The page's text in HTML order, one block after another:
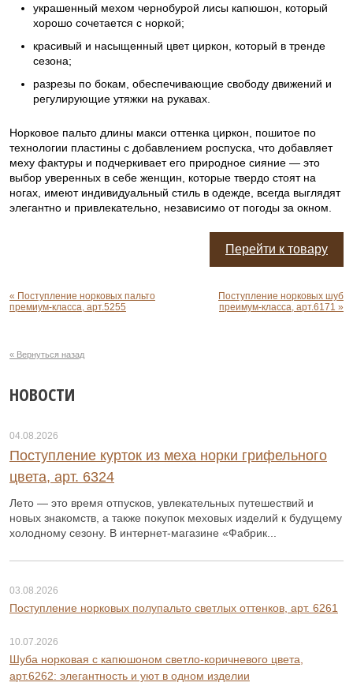
украшенный мехом чернобурой лисы капюшон, который
хорошо сочетается с норкой;
красивый и насыщенный цвет циркон, который в тренде
сезона;
разрезы по бокам, обеспечивающие свободу движений и
регулирующие утяжки на рукавах.
Норковое пальто длины макси оттенка циркон, пошитое по
технологии пластины с добавлением роспуска, что добавляет
меху фактуры и подчеркивает его природное сияние — это
выбор уверенных в себе женщин, которые твердо стоят на
ногах, имеют индивидуальный стиль в одежде, всегда выглядят
элегантно и привлекательно, независимо от погоды за окном.
Перейти к товару
« Поступление норковых пальто
премиум-класса, арт.5255
Поступление норковых шуб
преимум-класса, арт.6171 »
« Вернуться назад
НОВОСТИ
04.08.2026
Поступление курток из меха норки грифельного
цвета, арт. 6324
Лето — это время отпусков, увлекательных путешествий и
новых знакомств, а также покупок меховых изделий к будущему
холодному сезону. В интернет-магазине «Фабрик...
03.08.2026
Поступление норковых полупальто светлых оттенков, арт. 6261
10.07.2026
Шуба норковая с капюшоном светло-коричневого цвета,
арт.6262: элегантность и уют в одном изделии